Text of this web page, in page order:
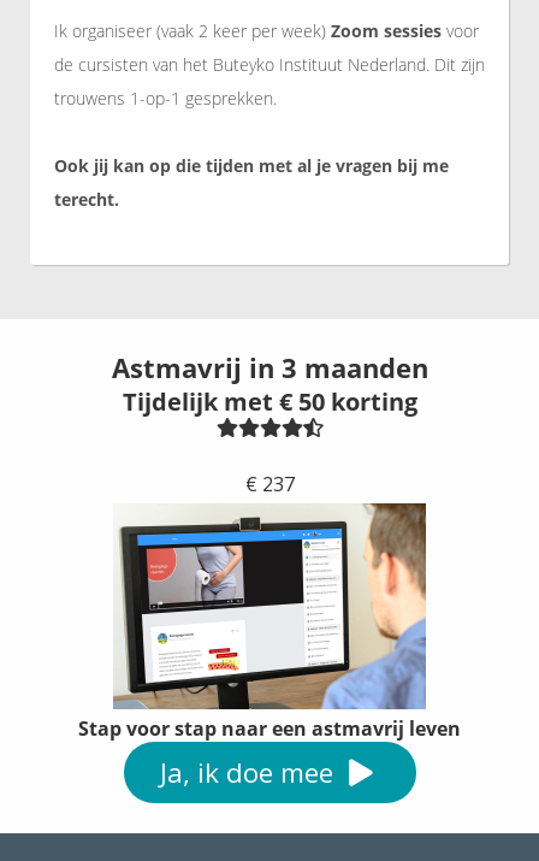
Ik organiseer (vaak 2 keer per week) Zoom sessies voor
de cursisten van het Buteyko Instituut Nederland. Dit zijn
trouwens 1-op-1 gesprekken.
Ook jij kan op die tijden met al je vragen bij me
terecht.
Astmavrij in 3 maanden
Tijdelijk met € 50 korting
€ 237
Stap voor stap naar een astmavrij leven
Ja, ik doe mee